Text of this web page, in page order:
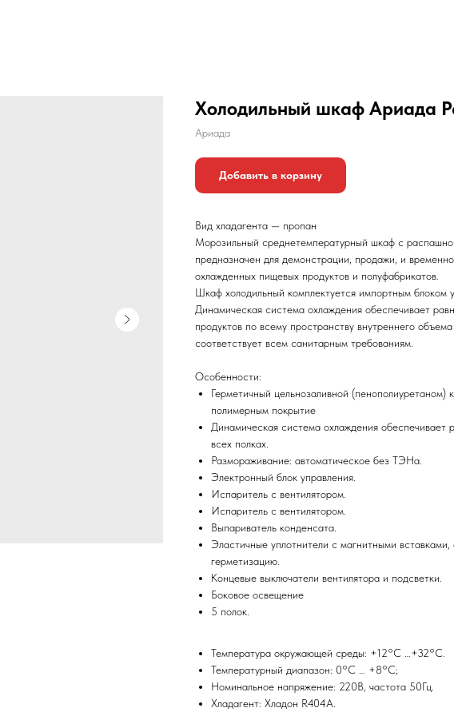
Холодильный шкаф Ариада
Ариада
Добавить в корзину
Вид хладагента — пропан
Морозильный среднетемпературный шкаф с
предназначен для демонстрации, продажи, и
охлажденных пищевых продуктов и полуфабрикатов.
Шкаф холодильный комплектуется импортным блоком
Динамическая система охлаждения обеспечивает
продуктов по всему пространству внутреннего
соответствует всем санитарным требованиям.
Особенности:
Герметичный цельнозаливной (пенополиуретаном)
полимерным покрытие
Динамическая система охлаждения обеспечивает
всех полках.
Размораживание: автоматическое без ТЭНа.
Электронный блок управления.
Испаритель с вентилятором.
Испаритель с вентилятором.
Выпариватель конденсата.
Эластичные уплотнители с магнитными
герметизацию.
Концевые выключатели вентилятора и подсветки.
Боковое освещение
5 полок.
Температура окружающей среды: +12°С …+32°С.
Температурный диапазон: 0°С … +8°С;
Номинальное напряжение: 220В, частота 50Гц.
Хладагент: Хладон R404А.